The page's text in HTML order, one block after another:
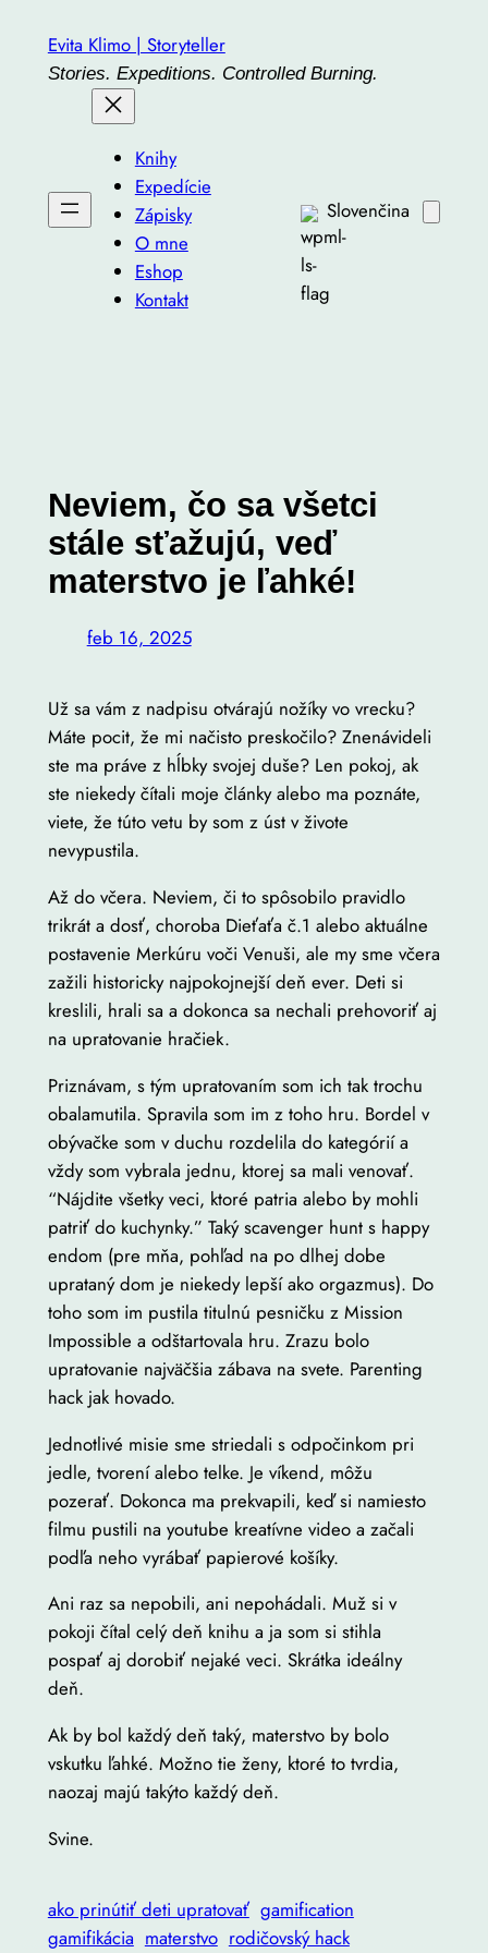
obsah
Evita Klimo | Storyteller
Stories. Expeditions. Controlled Burning.
Knihy
Expedície
Zápisky
O mne
Eshop
Kontakt
Slovenčina
Neviem, čo sa všetci
stále sťažujú, veď
materstvo je ľahké!
feb 16, 2025
Už sa vám z nadpisu otvárajú nožíky vo vrecku?
Máte pocit, že mi načisto preskočilo? Znenávideli
ste ma práve z hĺbky svojej duše? Len pokoj, ak
ste niekedy čítali moje články alebo ma poznáte,
viete, že túto vetu by som z úst v živote
nevypustila.
Až do včera. Neviem, či to spôsobilo pravidlo
trikrát a dosť, choroba Dieťaťa č.1 alebo aktuálne
postavenie Merkúru voči Venuši, ale my sme včera
zažili historicky najpokojnejší deň ever. Deti si
kreslili, hrali sa a dokonca sa nechali prehovoriť aj
na upratovanie hračiek.
Priznávam, s tým upratovaním som ich tak trochu
obalamutila. Spravila som im z toho hru. Bordel v
obývačke som v duchu rozdelila do kategórií a
vždy som vybrala jednu, ktorej sa mali venovať.
“Nájdite všetky veci, ktoré patria alebo by mohli
patriť do kuchynky.” Taký scavenger hunt s happy
endom (pre mňa, pohľad na po dlhej dobe
uprataný dom je niekedy lepší ako orgazmus). Do
toho som im pustila titulnú pesničku z Mission
Impossible a odštartovala hru. Zrazu bolo
upratovanie najväčšia zábava na svete. Parenting
hack jak hovado.
Jednotlivé misie sme striedali s odpočinkom pri
jedle, tvorení alebo telke. Je víkend, môžu
pozerať. Dokonca ma prekvapili, keď si namiesto
filmu pustili na youtube kreatívne video a začali
podľa neho vyrábať papierové košíky.
Ani raz sa nepobili, ani nepohádali. Muž si v
pokoji čítal celý deň knihu a ja som si stihla
pospať aj dorobiť nejaké veci. Skrátka ideálny
deň.
Ak by bol každý deň taký, materstvo by bolo
vskutku ľahké. Možno tie ženy, ktoré to tvrdia,
naozaj majú takýto každý deň.
Svine.
ako prinútiť deti upratovať gamification
gamifikácia materstvo rodičovský hack